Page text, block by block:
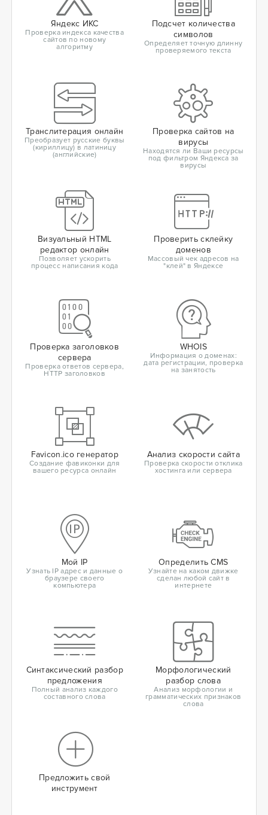
Яндекс ИКС
Проверка индекса качества
сайтов по новому
алгоритму
Подсчет количества
символов
Определяет точную длинну
проверяемого текста
Транслитерация онлайн
Преобразует русские буквы
(кириллицу) в латиницу
(английские)
Проверка сайтов на
вирусы
Находятся ли Ваши ресурсы
под фильтром Яндекса за
вирусы
Визуальный HTML
редактор онлайн
Позволяет ускорить
процесс написания кода
Проверить склейку
доменов
Массовый чек адресов на
"клей" в Яндексе
Проверка заголовков
сервера
Проверка ответов сервера,
HTTP заголовков
WHOIS
Информация о доменах:
дата регистрации, проверка
на занятость
Favicon.ico генератор
Создание фавиконки для
вашего ресурса онлайн
Анализ скорости сайта
Проверка скорости отклика
хостинга или сервера
Мой IP
Узнать IP адрес и данные о
браузере своего
компьютера
Определить CMS
Узнайте на каком движке
сделан любой сайт в
интернете
Синтаксический разбор
предложения
Полный анализ каждого
составного слова
Морфологический
разбор слова
Анализ морфологии и
грамматических признаков
слова
Предложить свой
инструмент